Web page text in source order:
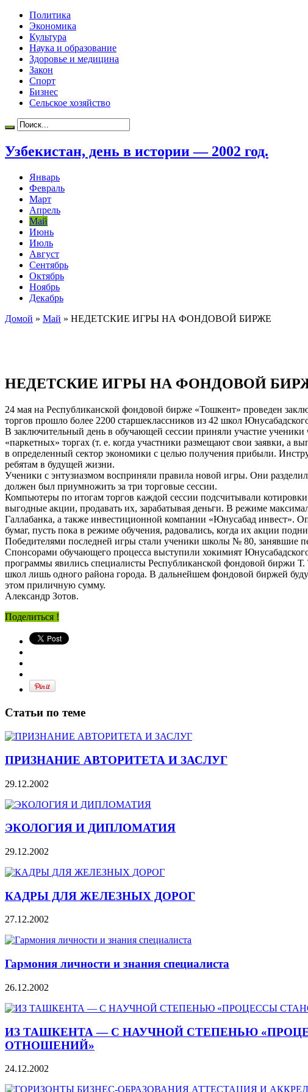
Политика
Экономика
Культура
Наука и образование
Здоровье и медицина
Закон
Спорт
Бизнес
Сельское хозяйство
Узбекистан, день в истории — 2002 год.
Январь
Февраль
Март
Апрель
Май
Июнь
Июль
Август
Сентябрь
Октябрь
Ноябрь
Декабрь
Домой » Май » НЕДЕТСКИЕ ИГРЫ НА ФОНДОВОЙ БИРЖЕ
НЕДЕТСКИЕ ИГРЫ НА ФОНДОВОЙ
24 мая на Республиканской фондовой бирже «Тошкент» проведен
торгов прошло более 2200 старшеклассников из 42 школ
В заключительный день в обучающей сессии приняли участие
«паркетных» торгах (т. е. когда участники размещают свои заявки,
в определенный сектор экономики с целью получения прибыли.
ребятам в будущей жизни.
Ученики с энтузиазмом восприняли правила новой игры. Они
должен был приумножить за три торговые сессии.
Компьютеры по итогам торгов каждой сессии подсчитывали
выгодные акции, продавать их, зарабатывая деньги. В режиме
Галлабанка, а также инвестиционной компании «Юнусабад инвест».
бумаг, пусть пока в режиме обучения, радовались, когда их акции
Победителями последней игры стали ученики школы № 80, занявшие
Спонсорами обучающего процесса выступили хокимият
программы явились специалисты Республиканской фондовой биржи
школ лишь одного района города. В дальнейшем фондовой биржей
этом приличную сумму.
Александр Зотов.
Поделиться !
Статьи по теме
ПРИЗНАНИЕ АВТОРИТЕТА И ЗАСЛУГ
29.12.2002
ЭКОЛОГИЯ И ДИПЛОМАТИЯ
29.12.2002
КАДРЫ ДЛЯ ЖЕЛЕЗНЫХ ДОРОГ
27.12.2002
Гармония личности и знания специалиста
26.12.2002
ИЗ ТАШКЕНТА — С НАУЧНОЙ СТЕПЕНЬЮ
ОТНОШЕНИЙ»
24.12.2002